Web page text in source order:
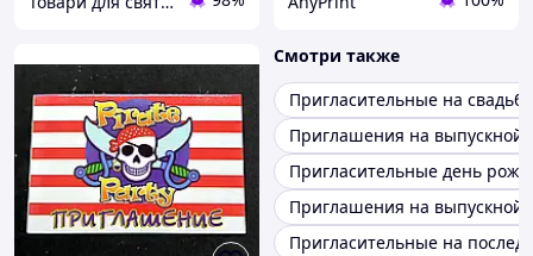
Смотри также
Пригласительные на свадьбу
Приглашения на выпускной
Пригласительные день
Приглашения на выпускной
Пригласительные на